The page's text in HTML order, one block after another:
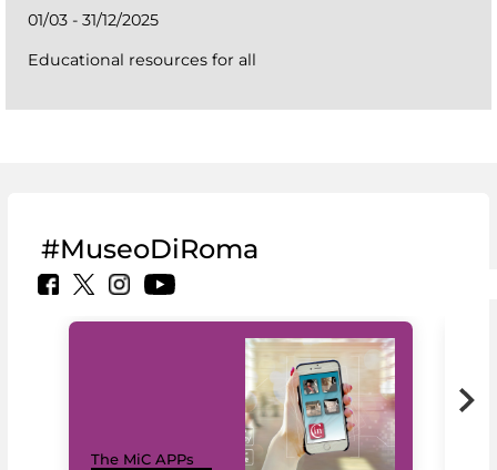
01/03 - 31/12/2025
Educational resources for all
#MuseoDiRoma
The MiC APPs